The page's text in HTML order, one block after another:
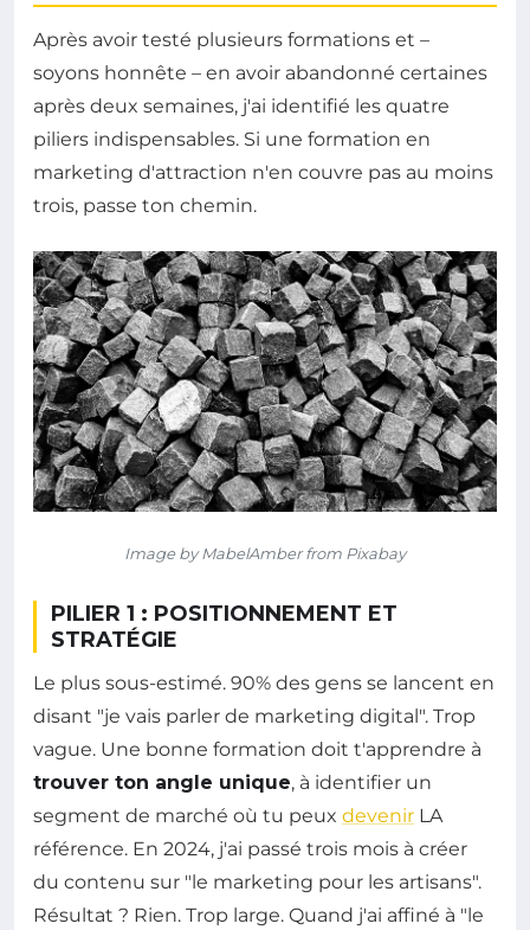
Après avoir testé plusieurs formations et –
soyons honnête – en avoir abandonné certaines
après deux semaines, j'ai identifié les quatre
piliers indispensables. Si une formation en
marketing d'attraction n'en couvre pas au moins
trois, passe ton chemin.
Image by MabelAmber from Pixabay
PILIER 1 : POSITIONNEMENT ET
STRATÉGIE
Le plus sous-estimé. 90% des gens se lancent en
disant "je vais parler de marketing digital". Trop
vague. Une bonne formation doit t'apprendre à
trouver ton angle unique, à identifier un
segment de marché où tu peux devenir LA
référence. En 2024, j'ai passé trois mois à créer
du contenu sur "le marketing pour les artisans".
Résultat ? Rien. Trop large. Quand j'ai affiné à "le